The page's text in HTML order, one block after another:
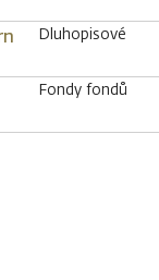
Dluhopisové
Fondy fondů